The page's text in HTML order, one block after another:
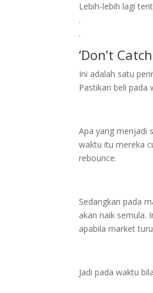
Lebih-lebih lagi
.
.
‘Don’t
Ini adalah satu
Pastikan beli pada
Apa yang menjadi
waktu itu mereka
rebounce.
Sedangkan pada
akan naik semula.
apabila market
Jadi pada waktu